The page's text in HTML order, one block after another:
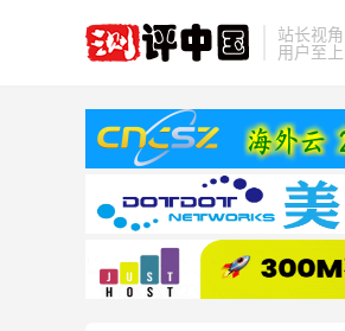
站长视角
用户至上